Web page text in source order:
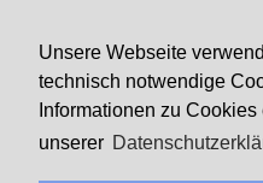
Unsere Webseite
technisch notwendige
Informationen zu
unserer